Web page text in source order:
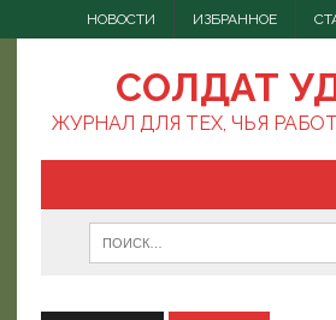
НОВОСТИ ИЗБРАННОЕ
СОЛДАТ
ЖУРНАЛ ДЛЯ ТЕХ, ЧЬЯ